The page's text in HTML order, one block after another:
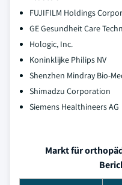
FUJIFILM Holdings
GE Gesundheit Care
Hologic, Inc.
Koninklijke Philips NV
Shenzhen Mindray Bio-
Shimadzu Corporation
Siemens Healthineers AG
Markt für